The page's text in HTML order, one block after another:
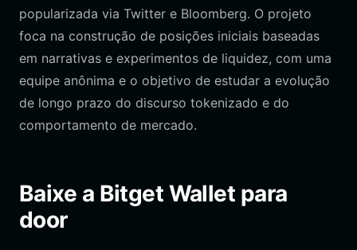
popularizada via Twitter e Bloomberg. O projeto
foca na construção de posições iniciais baseadas
em narrativas e experimentos de liquidez, com uma
equipe anônima e o objetivo de estudar a evolução
de longo prazo do discurso tokenizado e do
comportamento de mercado.
Baixe a Bitget Wallet para
door